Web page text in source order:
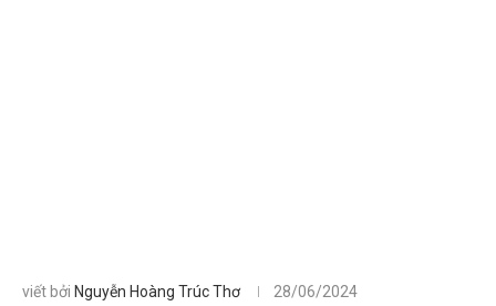
viết bởi Nguyễn Hoàng Trúc Thơ 28/06/2024